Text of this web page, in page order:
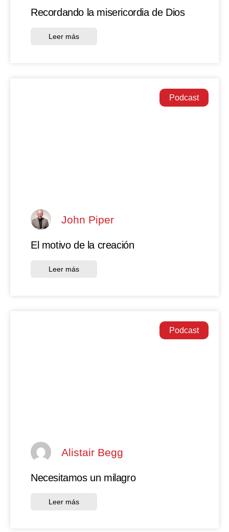
Recordando la misericordia de Dios
Leer más
Podcast
John Piper
El motivo de la creación
Leer más
Podcast
Alistair Begg
Necesitamos un milagro
Leer más